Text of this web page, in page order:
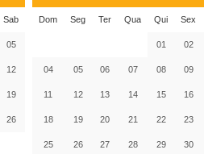
Sab
05
12
19
26
Dom Seg Ter Qua Qui Sex
01 02
04 05 06 07 08 09
11 12 13 14 15 16
18 19 20 21 22 23
25 26 27 28 29 30